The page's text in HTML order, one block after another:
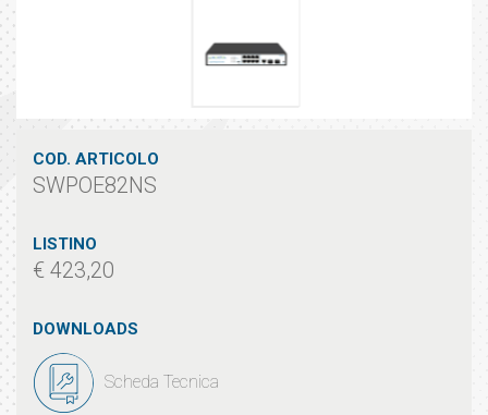
COD. ARTICOLO
SWPOE82NS
LISTINO
€ 423,20
DOWNLOADS
Scheda Tecnica